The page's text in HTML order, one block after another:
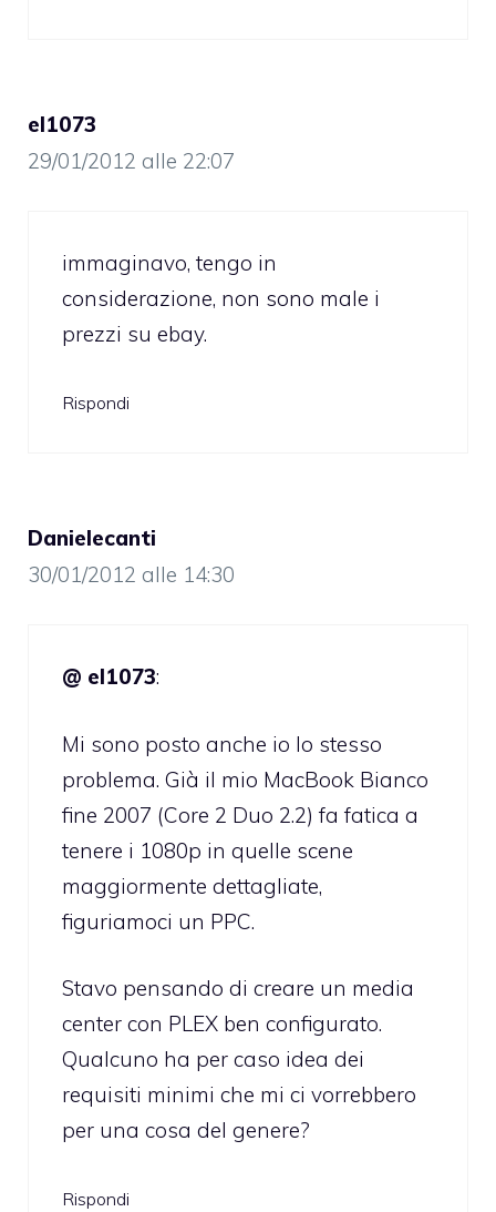
el1073
29/01/2012 alle 22:07
immaginavo, tengo in
considerazione, non sono male i
prezzi su ebay.
Rispondi
Danielecanti
30/01/2012 alle 14:30
@ el1073:
Mi sono posto anche io lo stesso
problema. Già il mio MacBook Bianco
fine 2007 (Core 2 Duo 2.2) fa fatica a
tenere i 1080p in quelle scene
maggiormente dettagliate,
figuriamoci un PPC.
Stavo pensando di creare un media
center con PLEX ben configurato.
Qualcuno ha per caso idea dei
requisiti minimi che mi ci vorrebbero
per una cosa del genere?
Rispondi